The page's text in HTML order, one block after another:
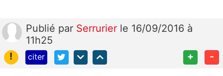
Publié par Serrurier le 16/09/2016 à
11h25
!
citer + -